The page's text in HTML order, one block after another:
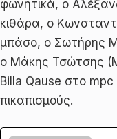
φωνητικά, ο
κιθάρα, ο
μπάσο, ο Σωτήρης
ο Μάκης Τσώτσης
Billa Qause στο
πικαπισμούς.